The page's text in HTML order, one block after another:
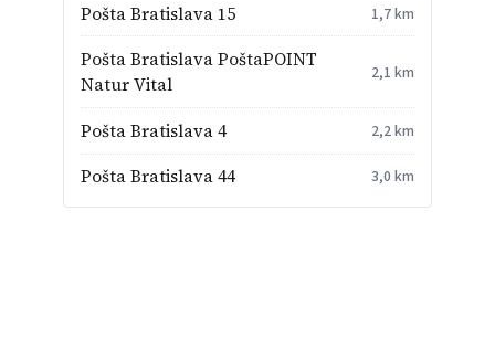
Pošta Bratislava 15 1,7 km
Pošta Bratislava PoštaPOINT
Natur Vital
2,1 km
Pošta Bratislava 4 2,2 km
Pošta Bratislava 44 3,0 km